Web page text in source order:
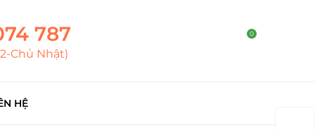
787
Chủ Nhật)
0
HỆ